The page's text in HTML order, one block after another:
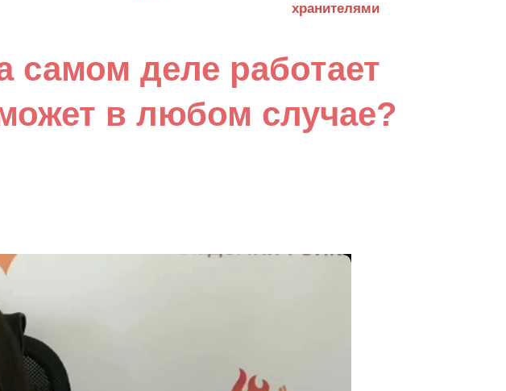
хранителями
самом деле работает
в любом случае?